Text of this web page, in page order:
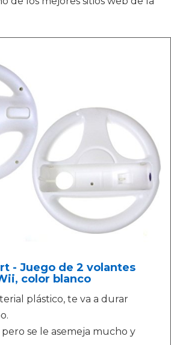
- Juego de 2 volantes
color blanco
plástico, te va a durar
se le asemeja mucho y